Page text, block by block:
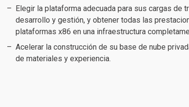
Elegir la plataforma adecuada para sus cargas de
desarrollo y gestión, y obtener todas las
plataformas x86 en una infraestructura
Acelerar la construcción de su base de nube
de materiales y experiencia.